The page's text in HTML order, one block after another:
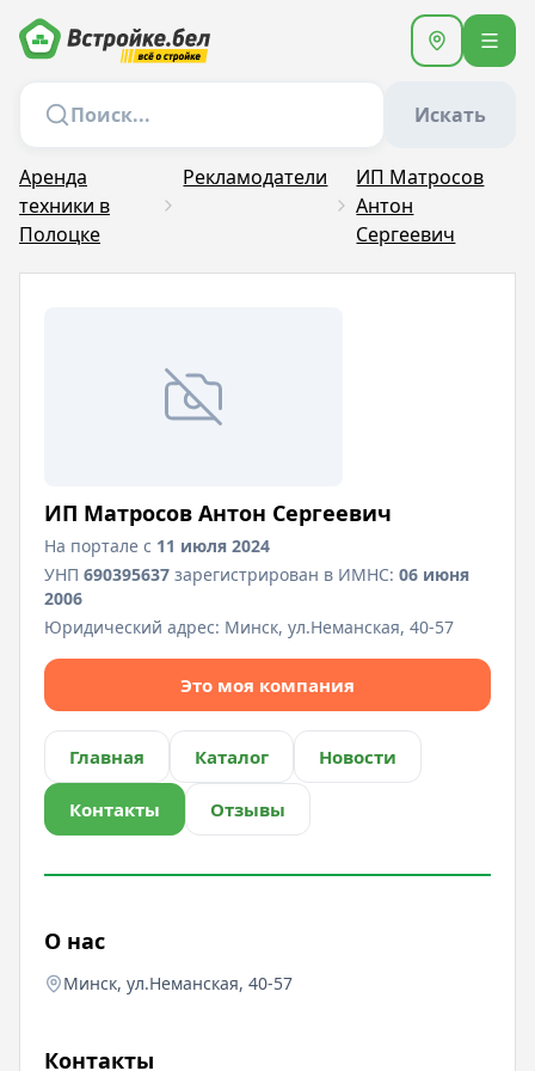
Искать
Аренда
техники в
Полоцке
Рекламодатели
ИП Матросов
Антон
Сергеевич
ИП Матросов Антон Сергеевич
На портале с 11 июля 2024
УНП 690395637 зарегистрирован в ИМНС: 06 июня
2006
Юридический адрес: Минск, ул.Неманская, 40-57
Это моя компания
Главная Каталог Новости
Контакты Отзывы
О нас
Минск, ул.Неманская, 40-57
Контакты